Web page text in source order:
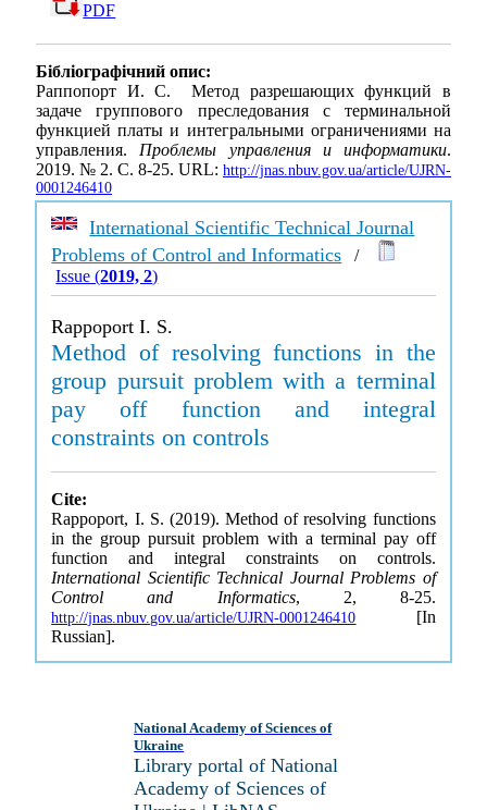
PDF
Бібліографічний опис:
Раппопорт И. С. Метод разрешающих функций в
задаче группового преследования с терминальной
функцией платы и интегральными ограничениями на
управления.Проблемы управления и информатики.
2019. № 2. С. 8-25. URL: http://jnas.nbuv.gov.ua/article/UJRN-
0001246410
International Scientific Technical Journal
Problems of Control and Informatics /
Issue (2019, 2)
Rappoport I. S.
Method of resolving functions in the
group pursuit problem with a terminal
pay off function and integral
constraints on controls
Cite:
Rappoport, I. S. (2019). Method of resolving functions
in the group pursuit problem with a terminal pay off
function and integral constraints on controls.
International Scientific Technical Journal Problems of
Control and Informatics, 2, 8-25.
http://jnas.nbuv.gov.ua/article/UJRN-0001246410 [In
Russian].
National Academy of Sciences of
Ukraine
Library portal of National
Academy of Sciences of